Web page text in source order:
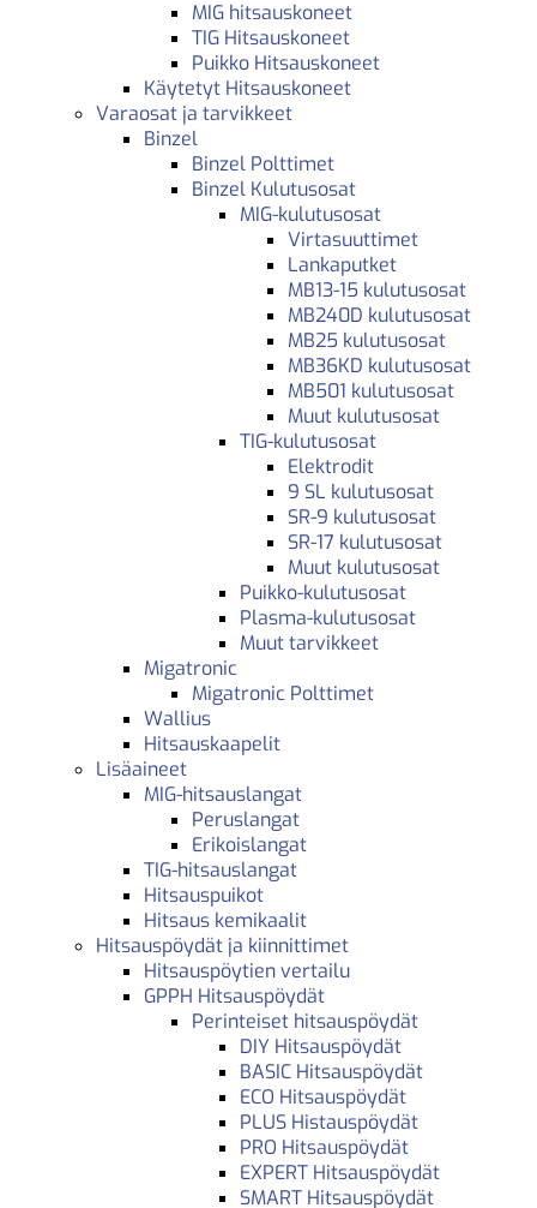
MIG hitsauskoneet
TIG Hitsauskoneet
Puikko Hitsauskoneet
Käytetyt Hitsauskoneet
Varaosat ja tarvikkeet
Binzel
Binzel Polttimet
Binzel Kulutusosat
MIG-kulutusosat
Virtasuuttimet
Lankaputket
MB13-15 kulutusosat
MB240D kulutusosat
MB25 kulutusosat
MB36KD kulutusosat
MB501 kulutusosat
Muut kulutusosat
TIG-kulutusosat
Elektrodit
9 SL kulutusosat
SR-9 kulutusosat
SR-17 kulutusosat
Muut kulutusosat
Puikko-kulutusosat
Plasma-kulutusosat
Muut tarvikkeet
Migatronic
Migatronic Polttimet
Wallius
Hitsauskaapelit
Lisäaineet
MIG-hitsauslangat
Peruslangat
Erikoislangat
TIG-hitsauslangat
Hitsauspuikot
Hitsaus kemikaalit
Hitsauspöydät ja kiinnittimet
Hitsauspöytien vertailu
GPPH Hitsauspöydät
Perinteiset hitsauspöydät
DIY Hitsauspöydät
BASIC Hitsauspöydät
ECO Hitsauspöydät
PLUS Histauspöydät
PRO Hitsauspöydät
EXPERT Hitsauspöydät
SMART Hitsauspöydät